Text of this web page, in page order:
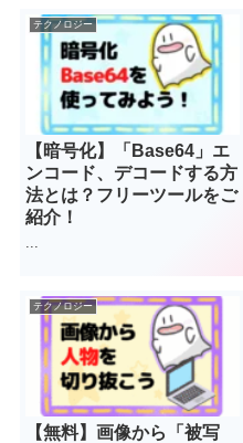
テクノロジー
【暗号化】「Base64」エ
ンコード、デコードする方
法とは？フリーツールをご
紹介！
テクノロジー
【無料】画像から「被写